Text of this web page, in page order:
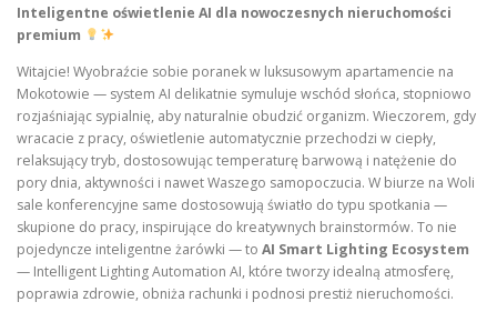
Inteligentne oświetlenie AI dla nowoczesnych nieruchomości
premium
Witajcie! Wyobraźcie sobie poranek w luksusowym apartamencie na
Mokotowie — system AI delikatnie symuluje wschód słońca, stopniowo
rozjaśniając sypialnię, aby naturalnie obudzić organizm. Wieczorem, gdy
wracacie z pracy, oświetlenie automatycznie przechodzi w ciepły,
relaksujący tryb, dostosowując temperaturę barwową i natężenie do
pory dnia, aktywności i nawet Waszego samopoczucia. W biurze na Woli
sale konferencyjne same dostosowują światło do typu spotkania —
skupione do pracy, inspirujące do kreatywnych brainstormów. To nie
pojedyncze inteligentne żarówki — to AI Smart Lighting Ecosystem
— Intelligent Lighting Automation AI, które tworzy idealną atmosferę,
poprawia zdrowie, obniża rachunki i podnosi prestiż nieruchomości.